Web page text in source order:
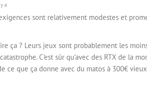
a
exigences sont relativement modestes et
ça ? Leurs jeux sont probablement les
C’est sûr qu’avec des RTX de la
ce que ça donne avec du matos à 300€